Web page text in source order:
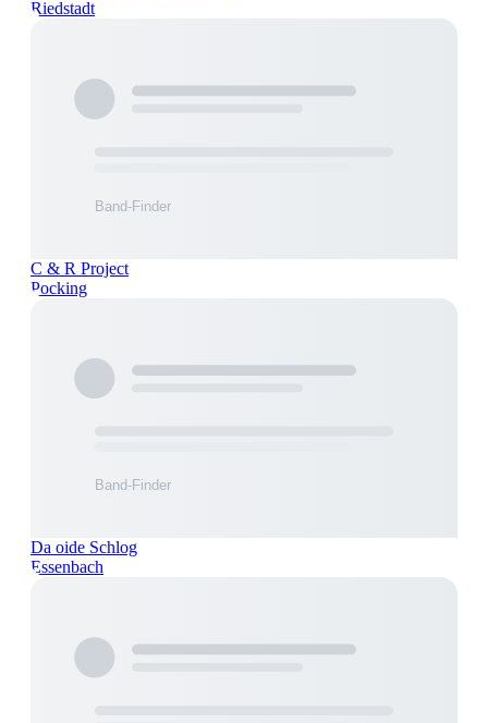
Riedstadt
C & R Project
Pocking
Da oide Schlog
Essenbach